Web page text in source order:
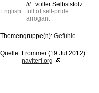
lit.: voller Selbststolz
English: full of self-pride
arrogant
Themengruppe(n): Gefühle
Quelle: Frommer (19 Jul 2012)
naviteri.org